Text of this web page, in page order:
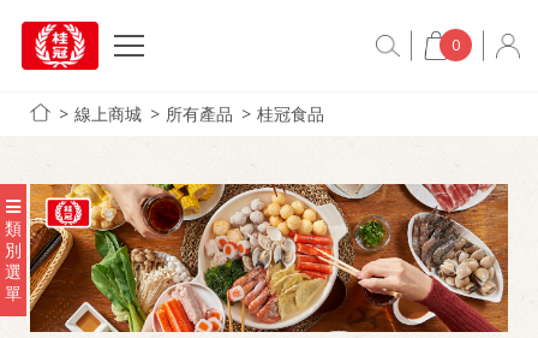
0
線上商城 所有產品 桂冠食品
類
別
選
單